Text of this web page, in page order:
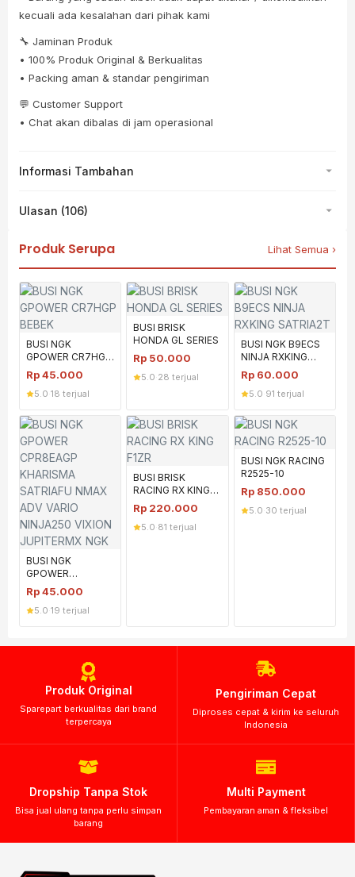
kecuali ada kesalahan dari pihak kami
🔧 Jaminan Produk
• 100% Produk Original & Berkualitas
• Packing aman & standar pengiriman
💬 Customer Support
• Chat akan dibalas di jam operasional
Informasi Tambahan
Ulasan (106)
Produk Serupa Lihat Semua ›
BUSI NGK
GPOWER CR7HGP
BEBEK
Rp45.000
5.0 18 terjual
BUSI BRISK
HONDA GL SERIES
Rp 50.000
5.0 28 terjual
BUSI NGK B9ECS
NINJA RXKING
SATRIA2T
Rp 60.000
5.0 91 terjual
BUSI NGK
GPOWER
CPR8EAGP
KHARISMA
SATRIAFU NMAX
JUPITERMX NGK
Rp45.000
5.0 19 terjual
BUSI BRISK
RACING RX KING
F1ZR
Rp 220.000
5.0 81 terjual
BUSI NGK RACING
R2525-10
Rp 850.000
5.0 30 terjual
Produk Original
Sparepart berkualitas dari brand
terpercaya
Pengiriman Cepat
Diproses cepat & kirim ke seluruh
Indonesia
Dropship Tanpa Stok
Bisa jual ulang tanpa perlu simpan
barang
Multi Payment
Pembayaran aman & fleksibel